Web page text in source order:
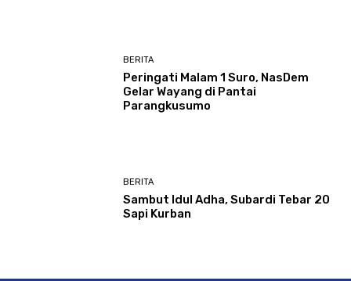
BERITA
Peringati Malam 1 Suro, NasDem
Gelar Wayang di Pantai
Parangkusumo
BERITA
Sambut Idul Adha, Subardi Tebar 20
Sapi Kurban